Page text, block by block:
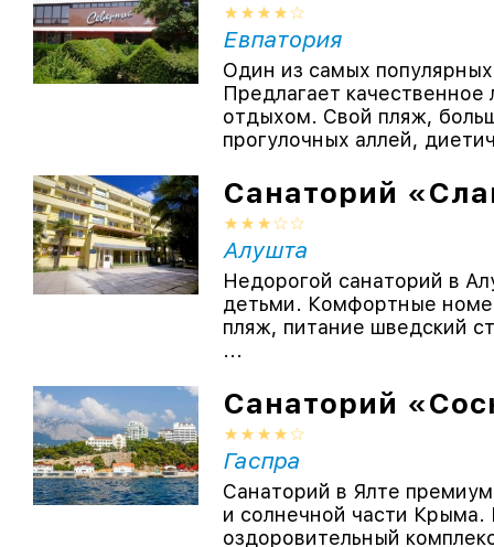
Евпатория
Один из самых
Предлагает
отдыхом. Свой пляж,
прогулочных аллей,
Санаторий
Алушта
Недорогой санаторий в
детьми. Комфортные
пляж, питание шведский
...
Санаторий
Гаспра
Санаторий в Ялте
и солнечной части
оздоровительный